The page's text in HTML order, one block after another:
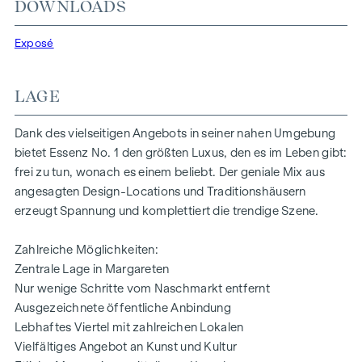
Ausstattungskonzept mit natürlichen Farben und
Designer-Ausstattung in den Bädern
Elektrisch steuerbarer Sonnenschutz
Moderne technische Features
HIGHLIGHTS
Wohnflächen von ca. 35 bis 152 m²
1 bis 4 Zimmer
Eigengärten, Balkone, Loggien, Terrassen und
Dachterrassen
Hochwertige Designer-Ausstattung
Zentrale Lage beim Naschmarkt
DOWNLOADS
Exposé
LAGE
Dank des vielseitigen Angebots in seiner nahen Umgebung
bietet Essenz No. 1 den größten Luxus, den es im Leben gibt:
frei zu tun, wonach es einem beliebt. Der geniale Mix aus
angesagten Design-Locations und Traditionshäusern
erzeugt Spannung und komplettiert die trendige Szene.
Zahlreiche Möglichkeiten:
Zentrale Lage in Margareten
Nur wenige Schritte vom Naschmarkt entfernt
Ausgezeichnete öffentliche Anbindung
Lebhaftes Viertel mit zahlreichen Lokalen
Vielfältiges Angebot an Kunst und Kultur